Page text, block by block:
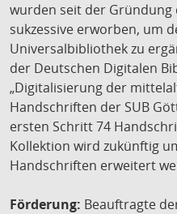
wurden seit der Gründung
sukzessive erworben, um
Universalbibliothek zu
der Deutschen Digitalen
„Digitalisierung der
Handschriften der SUB
ersten Schritt 74
Kollektion wird zukünftig
Handschriften erweitert
Förderung: Beauftragte